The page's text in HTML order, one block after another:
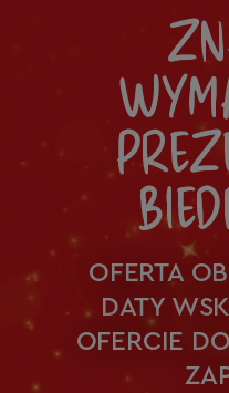
OFERTA
DATY
OFERCIE